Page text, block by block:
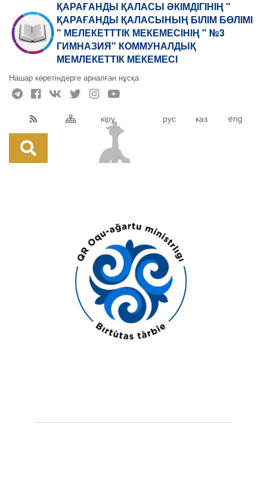
ҚАРАҒАНДЫ ҚАЛАСЫ ӘКІМДІГІНІҢ "
ҚАРАҒАНДЫ ҚАЛАСЫНЫҢ БІЛІМ БӨЛІМІ
" МЕЛЕКЕТТТІК МЕКЕМЕСІНІҢ " №3
ГИМНАЗИЯ" КОММУНАЛДЫҚ
МЕМЛЕКЕТТІК МЕКЕМЕСІ
Нашар көретіндерге арналған нұсқа
кіру рус каз eng